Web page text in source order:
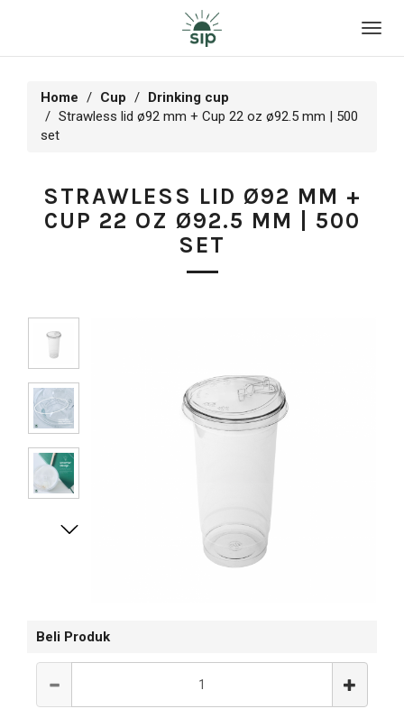
Home Cup
Drinking cup
Strawless lid ø92 mm + Cup 22 oz ø92.5 mm | 500
set
STRAWLESS LID Ø92 MM +
CUP 22 OZ Ø92.5 MM | 500
SET
Beli Produk